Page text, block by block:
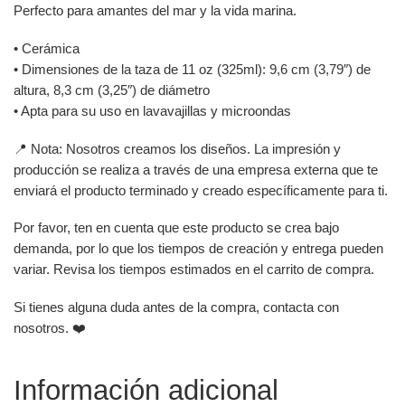
Perfecto para amantes del mar y la vida marina.
• Cerámica
• Dimensiones de la taza de 11 oz (325ml): 9,6 cm (3,79″) de
altura, 8,3 cm (3,25″) de diámetro
• Apta para su uso en lavavajillas y microondas
📍 Nota: Nosotros creamos los diseños. La impresión y
producción se realiza a través de una empresa externa que te
enviará el producto terminado y creado específicamente para ti.
Por favor, ten en cuenta que este producto se crea bajo
demanda, por lo que los tiempos de creación y entrega pueden
variar. Revisa los tiempos estimados en el carrito de compra.
Si tienes alguna duda antes de la compra, contacta con
nosotros. ❤️
Información adicional